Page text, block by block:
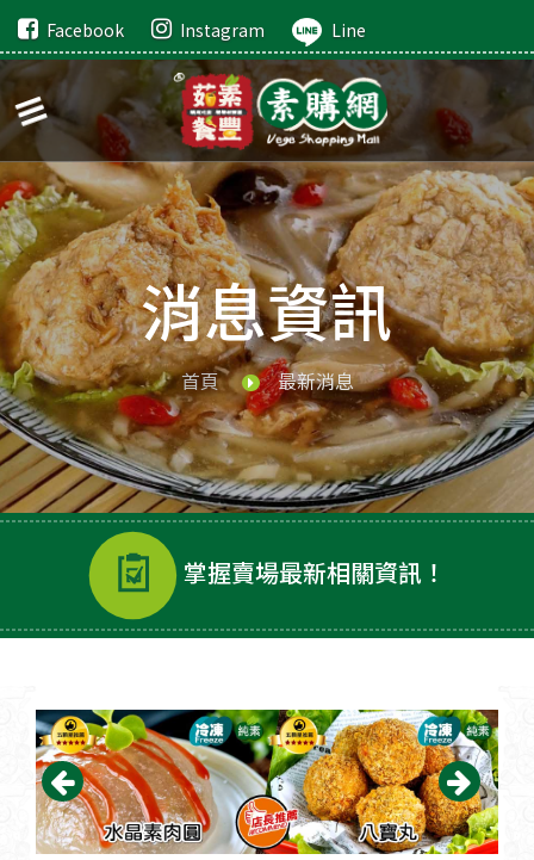
Facebook Instagram Line
消息資訊
首頁 最新消息
掌握賣場最新相關資訊！